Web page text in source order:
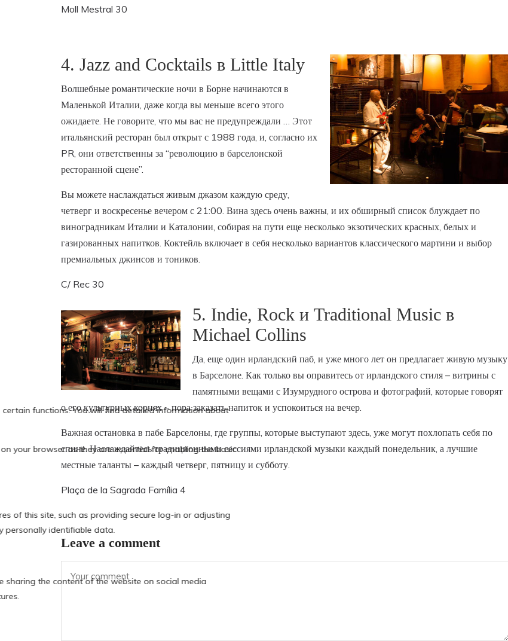
Moll Mestral 30
4. Jazz and Cocktails в Little Italy
Волшебные романтические ночи в Борне начинаются в
Маленькой Италии, даже когда вы меньше всего этого
ожидаете. Не говорите, что мы вас не предупреждали … Этот
итальянский ресторан был открыт с 1988 года, и, согласно их
PR, они ответственны за “революцию в барселонской
ресторанной сцене”.
Вы можете наслаждаться живым джазом каждую среду,
четверг и воскресенье вечером с 21:00. Вина здесь очень важны, и их обширный список блуждает по
виноградникам Италии и Каталонии, собирая на пути еще несколько экзотических красных, белых и
газированных напитков. Коктейль включает в себя несколько вариантов классического мартини и выбор
премиальных джинсов и тоников.
C/ Rec 30
5. Indie, Rock и Traditional Music в
Michael Collins
Да, еще один ирландский паб, и уже много лет он предлагает живую музыку
в Барселоне. Как только вы оправитесь от ирландского стиля – витрины с
памятными вещами с Изумрудного острова и фотографий, которые говорят
о его культурных корнях – пора заказать напиток и успокоиться на вечер.
Важная остановка в пабе Барселоны, где группы, которые выступают здесь, уже могут похлопать себя по
спине. Наслаждайтесь традиционными сессиями ирландской музыки каждый понедельник, а лучшие
местные таланты – каждый четверг, пятницу и субботу.
Plaça de la Sagrada Família 4
Leave a comment